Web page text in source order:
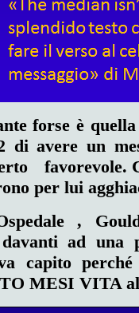
forse è
di avere un
favorevole.
per lui
,
ad
capito
MESI VITA